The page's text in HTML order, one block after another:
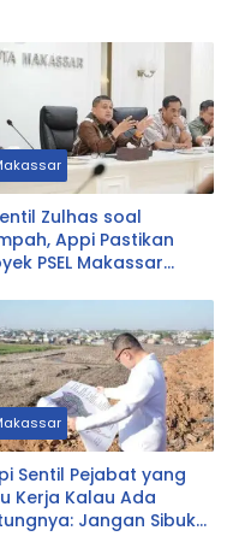
Zulhas soal
Appi Pastikan
PSEL Makassar
Sentil Pejabat yang
Kerja Kalau Ada
Jangan Sibuk